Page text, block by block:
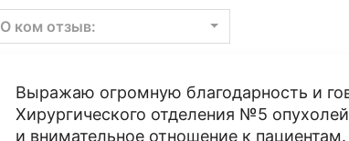
О ком отзыв:
Выражаю огромную благодарность и
Хирургического отделения №5
и внимательное отношение к пациентам.